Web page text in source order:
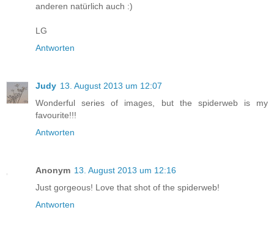
anderen natürlich auch :)
LG
Antworten
Judy 13. August 2013 um 12:07
Wonderful series of images, but the spiderweb is my
favourite!!!
Antworten
Anonym 13. August 2013 um 12:16
Just gorgeous! Love that shot of the spiderweb!
Antworten